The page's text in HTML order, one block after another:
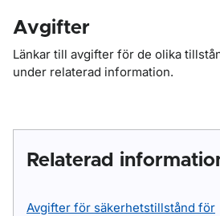
Avgifter
Länkar till avgifter för de olika
under relaterad information.
Relaterad
Avgifter för säkerhetstillstånd för